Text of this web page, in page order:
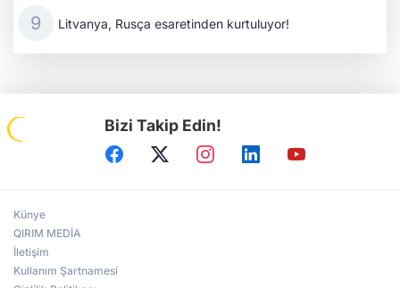
Litvanya, Rusça esaretinden kurtuluyor!
Bizi Takip Edin!
Künye
QIRIM MEDİA
İletişim
Kullanım Şartnamesi